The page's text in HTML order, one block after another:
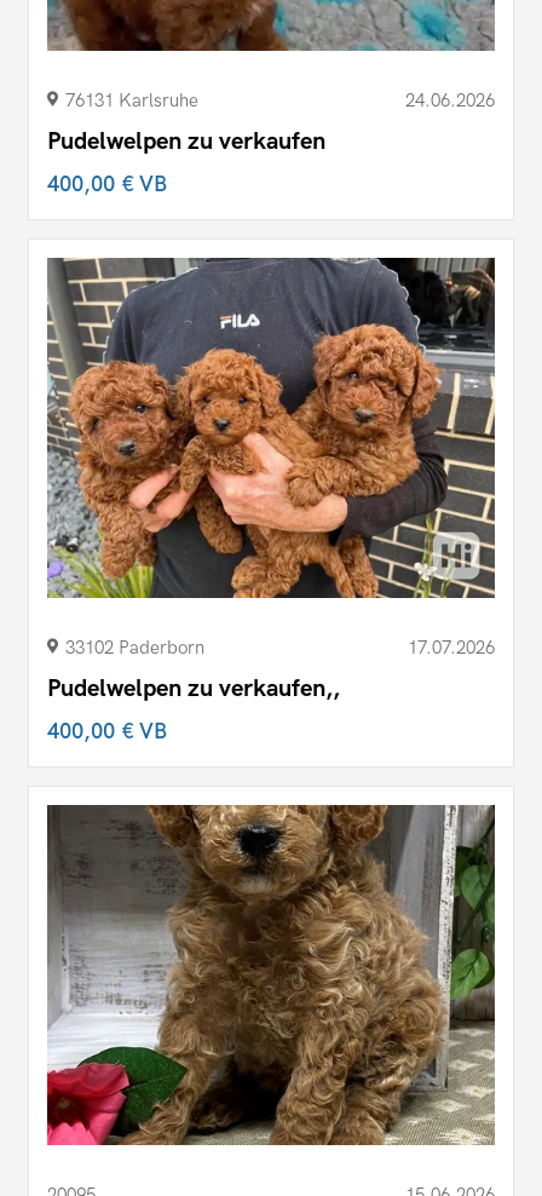
76131 Karlsruhe 24.06.2026
Pudelwelpen zu verkaufen
400,00 €VB
33102 Paderborn 17.07.2026
Pudelwelpen zu verkaufen,,
400,00 €VB